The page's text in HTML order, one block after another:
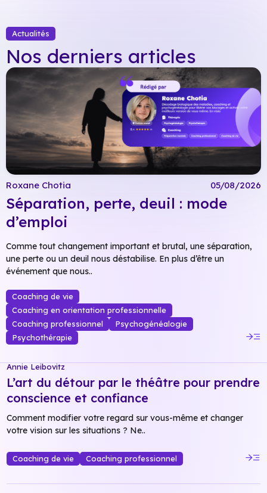
Actualités
Nos derniers articles
Roxane Chotia 05/08/2026
Séparation, perte, deuil : mode
d’emploi
Comme tout changement important et brutal, une séparation,
une perte ou un deuil nous déstabilise. En plus d’être un
événement que nous..
Coaching de vie
Coaching en orientation professionnelle
Coaching professionnel
Psychogénéalogie
Psychothérapie
read_more
Annie Leibovitz
L’art du détour par le théâtre pour prendre
conscience et confiance
Comment modifier votre regard sur vous-même et changer
votre vision sur les situations ? Ne..
Coaching de vie Coaching professionnel read_more